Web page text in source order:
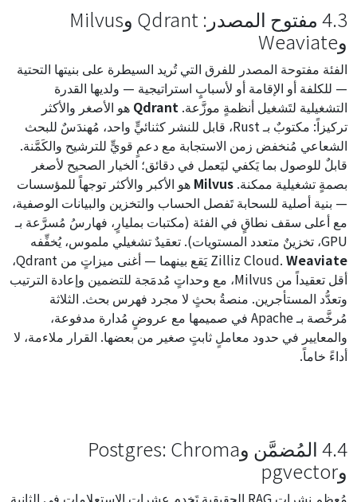
4.3 مفتوح المصدر: Qdrant وMilvus
وWeaviate
الفئة مفتوحة المصدر للفرق التي تُريد السيطرة على بنيتها التحتية
— للكلفة أو الإقامة أو لأسبابٍ استراتيجية — ولديها القدرة
التشغيلية لتَشغيل أنظمةٍ موزَّعة. Qdrant هو الأصغر والأكثر
تركيزاً: مكتوبٌ بـ Rust، قابل للنشر كثنائيٍّ واحد، مُهندَسٌ للبحث
الشعاعي مُنخفض زمن الاستجابة مع دعمٍ قويٍّ للترشيح والكَمَّنة.
قابلٌ للوصول بما يَكفي ليَعمل في دقائق؛ الخيار الصحيح لأصغر
بصمةٍ تشغيلية ممكنة. Milvus هو الأكبر والأكثر توجهاً للمؤسسات
— بنية أصلية للسحابة تَفصل الحساب والتخزين والبيانات الوصفية،
مع أعلى سقف نطاقٍ في الفئة (مكتبات بمليارٍ، فهارسُ مُسرَّعة بـ
GPU، تخزينٌ متعدد المستويات). تعقيدٌ تشغيلي ملموس، يُخفِّفه
Zilliz Cloud. Weaviate
يَقع بينهما — أغنى ميزاتٍ من Qdrant،
أقل تعقيداً من Milvus، مع وحداتٍ مُدمَجة للتضمين وإعادة الترتيب
وتعدُّد المستأجرين. منصةُ بحثٍ لا مجرد فهرس بحث. الثلاثة
مُرخَّصة بـ Apache في صميمها مع عروضٍ مُدارة مدفوعة،
والمعايير في حدود معاملٍ ثابتٍ صغير من بعضها. القرار ملاءمة، لا
أداءً خاماً.
4.4 المُضمَّن وPostgres: Chroma
وpgvector
مُعظم نشرات RAG الحقيقية تَخدم عشرات الاستعلامات في الثانية